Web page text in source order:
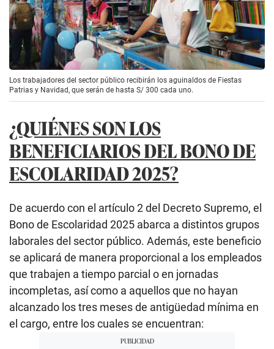
Los trabajadores del sector público recibirán los aguinaldos de Fiestas
Patrias y Navidad, que serán de hasta S/ 300 cada uno.
¿QUIÉNES SON LOS
BENEFICIARIOS DEL BONO DE
ESCOLARIDAD 2025?
De acuerdo con el artículo 2 del Decreto Supremo, el
Bono de Escolaridad 2025 abarca a distintos grupos
laborales del sector público. Además, este beneficio
se aplicará de manera proporcional a los empleados
que trabajen a tiempo parcial o en jornadas
incompletas, así como a aquellos que no hayan
alcanzado los tres meses de antigüedad mínima en
el cargo, entre los cuales se encuentran: